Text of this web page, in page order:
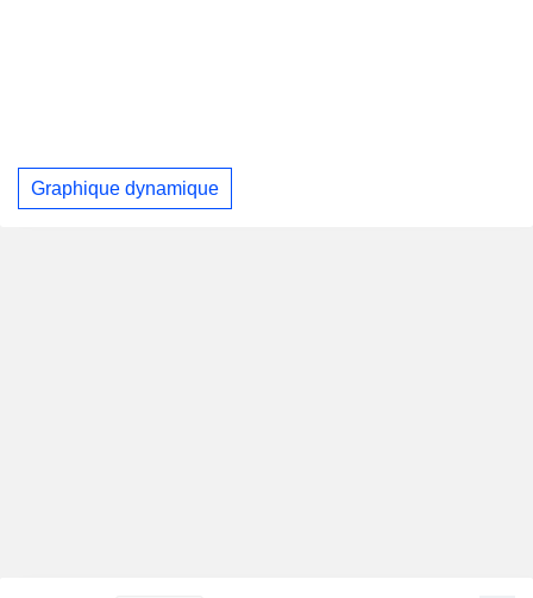
Graphique dynamique